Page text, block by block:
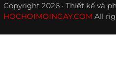
Copyright 2026 · Thiết kế và
HOCHOIMOINGAY.COM All